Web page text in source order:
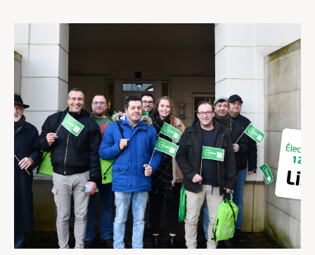
Devenir Membre
Actualités